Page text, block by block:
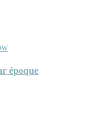
époque